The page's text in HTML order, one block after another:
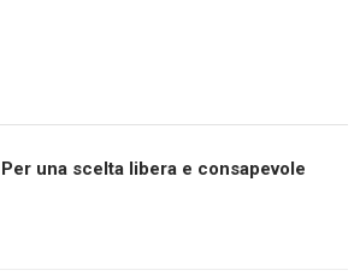
Per una scelta libera e consapevole